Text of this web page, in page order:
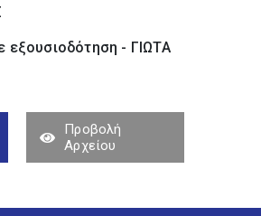
εξουσιοδότηση - ΓΙΩΤΑ
Προβολή
Αρχείου